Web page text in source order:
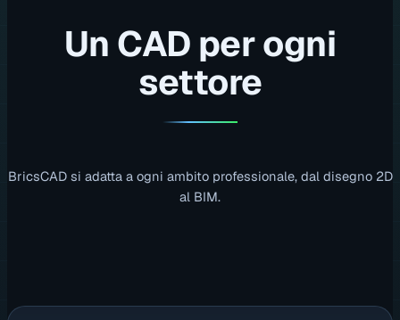
Un CAD per ogni
settore
BricsCAD si adatta a ogni ambito professionale, dal disegno 2D
al BIM.